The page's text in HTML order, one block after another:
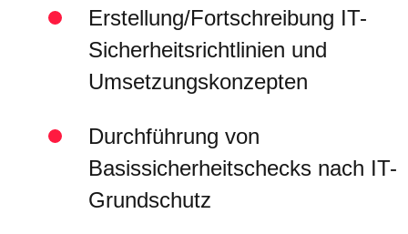
Erstellung/Fortschreibung IT-
Sicherheitsrichtlinien und
Umsetzungskonzepten
Durchführung von
Basissicherheitschecks nach IT-
Grundschutz